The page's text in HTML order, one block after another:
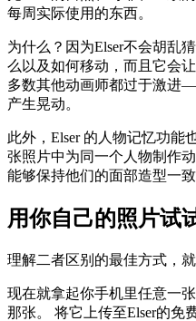
每周实际使用的东西。
为什么？因为Elser不会胡乱
么以及如何移动，而且它会
多数其他动画师都过于激进
产生晃动。
此外，Elser 的人物记忆功能
张照片中为同一个人物制作
能够保持他们的面部造型一
用你自己的照片试
理解二者区别的最佳方式，
现在就拿起你手机里任意一
那张。 将它上传至Elser的免